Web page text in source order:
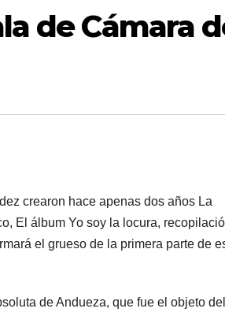
de Cámara
crearon hace apenas dos años La
El álbum Yo soy la locura,
el grueso de la primera parte de
de Andueza, que fue el objeto del